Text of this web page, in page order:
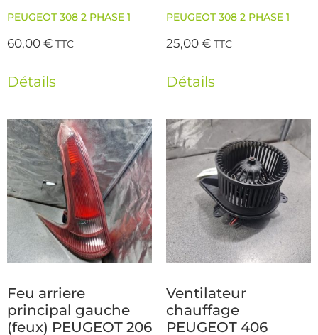
PEUGEOT 308 2 PHASE 1
60,00€ TTC
Détails
PEUGEOT 308 2 PHASE 1
25,00€ TTC
Détails
Feu arriere
principal gauche
(feux) PEUGEOT 206
Ventilateur
chauffage
PEUGEOT 406